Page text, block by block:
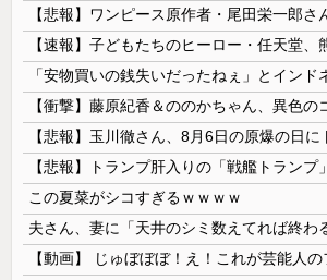
この夏菜がシコすぎるｗｗｗｗ